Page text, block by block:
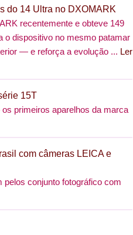
do 14 Ultra no DXOMARK
recentemente e obteve 149
o dispositivo no mesmo patamar
— e reforça a evolução ... Ler
15T
primeiros aparelhos da marca
com câmeras LEICA e
conjunto fotográfico com